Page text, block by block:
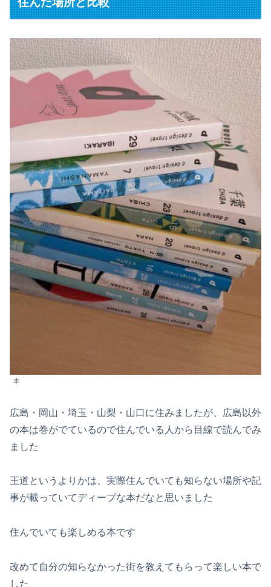
本
広島・岡山・埼玉・山梨・山口に住みましたが、広島以外
の本は巻がでているので住んでいる人から目線で読んでみ
ました
王道というよりかは、実際住んでいても知らない場所や記
事が載っていてディープな本だなと思いました
住んでいても楽しめる本です
改めて自分の知らなかった街を教えてもらって楽しい本で
した